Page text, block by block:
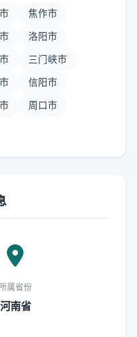
焦作市
洛阳市
三门峡市
信阳市
周口市
属省份
河南省